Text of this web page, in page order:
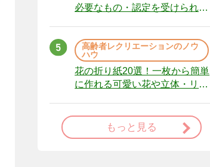
必要なもの・認定を受けられな
高齢者レクリエーションのノウ
ハウ
花の折り紙20選！一枚から簡単
に作れる可愛い花や立体・リー
もっと見る